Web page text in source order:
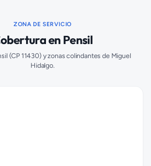
ZONA DE SERVICIO
en Pensil
(CP 11430) y zonas colindantes de Miguel
Hidalgo.